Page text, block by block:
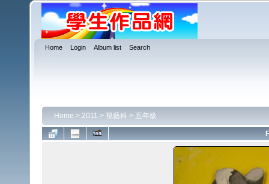
Home Login Album list Search
Home > 2011 > 視藝科 > 五年級